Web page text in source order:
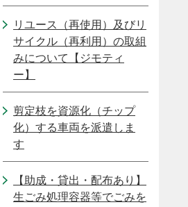
リユース（再使用）及びリ
サイクル（再利用）の取組
みについて【ジモティ
ー】
剪定枝を資源化（チップ
化）する車両を派遣しま
す
【助成・貸出・配布あり】
生ごみ処理容器等でごみを